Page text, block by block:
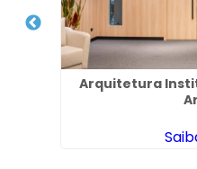
Arquitetura